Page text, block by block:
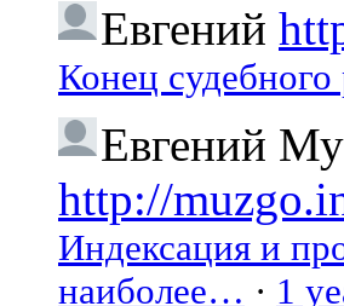
Евгений
Конец судебного
Евгений
http://
Индексация и
наиболее… · 1